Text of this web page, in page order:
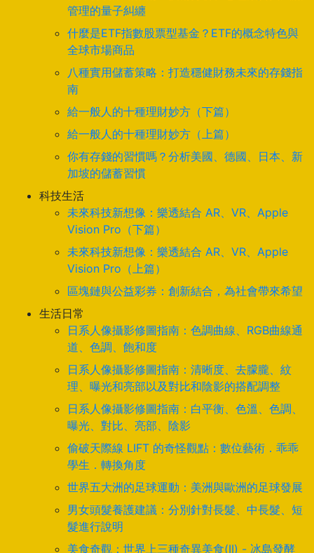
管理的量子糾纏
什麼是ETF指數股票型基金？ETF的概念特色與
全球市場商品
八種實用儲蓄策略：打造穩健財務未來的存錢指
南
給一般人的十種理財妙方（下篇）
給一般人的十種理財妙方（上篇）
你有存錢的習慣嗎？分析美國、德國、日本、新
加坡的儲蓄習慣
科技生活
未來科技新想像：樂透結合 AR、VR、Apple
Vision Pro（下篇）
未來科技新想像：樂透結合 AR、VR、Apple
Vision Pro（上篇）
區塊鏈與公益彩券：創新結合，為社會帶來希望
生活日常
日系人像攝影修圖指南：色調曲線、RGB曲線通
道、色調、飽和度
日系人像攝影修圖指南：清晰度、去朦朧、紋
理、曝光和亮部以及對比和陰影的搭配調整
日系人像攝影修圖指南：白平衡、色溫、色調、
曝光、對比、亮部、陰影
偷破天際線 LIFT 的奇怪觀點：數位藝術．乖乖
學生．轉換角度
世界五大洲的足球運動：美洲與歐洲的足球發展
男女頭髮養護建議：分別針對長髮、中長髮、短
髮進行說明
美食奇觀：世界上三種奇異美食(II) - 冰島發酵